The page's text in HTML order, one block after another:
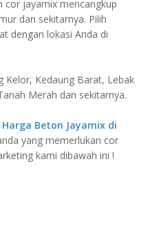
cor jayamix mencangkup
dan sekitarnya. Pilih
dengan lokasi Anda di
Kelor, Kedaung Barat, Lebak
Merah dan sekitarnya.
Harga Beton Jayamix di
yang memerlukan cor
kami dibawah ini !